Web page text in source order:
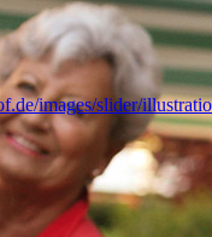
images/slider/